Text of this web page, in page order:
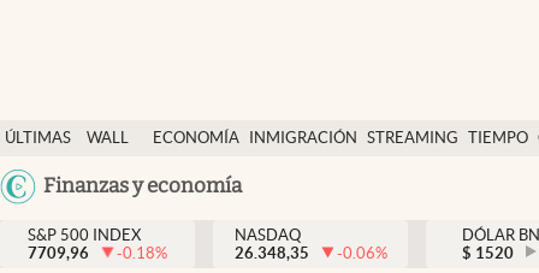
ÚLTIMAS
NOTICIAS
WALL
DÓLAR
ECONOMÍA INMIGRACIÓN STREAMING TIEMPO
México
Finanzas y economía
Finanzas y economía
Wall Street y dólar
Inmigración
S&P 500 INDEX
7709,96
-0.18%
NASDAQ
26.348,35
-0.06%
DÓLAR
$ 1520